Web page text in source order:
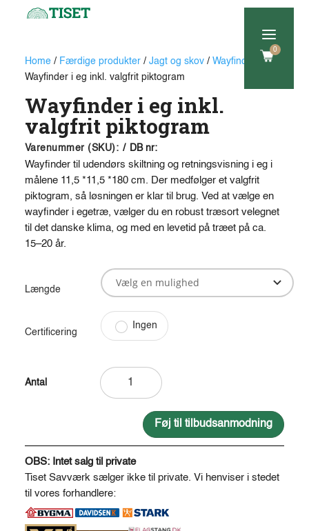
a
0
Home/ Færdige produkter/ Jagt og skov/ Wayfinder
Wayfinder i eg inkl. valgfrit piktogram
Wayfinder i eg inkl.
valgfrit piktogram
Varenummer (SKU): / DB nr:
Wayfinder til udendørs skiltning og retningsvisning i eg i
målene 11,5 *11,5 *180 cm. Der medfølger et valgfrit
piktogram, så løsningen er klar til brug. Ved at vælge en
wayfinder i egetræ, vælger du en robust træsort velegnet
til det danske klima, og med en levetid på træet på ca.
15–20 år.
Længde
Certificering
Ingen
Føj til tilbudsanmodning
A
l
t
e
r
n
OBS: Intet salg til private
Tiset Savværk sælger ikke til private. Vi henviser i stedet
til vores forhandlere: